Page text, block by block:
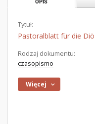
OPIS
Tytuł:
Pastoralblatt für die
Rodzaj dokumentu:
czasopismo
Więcej